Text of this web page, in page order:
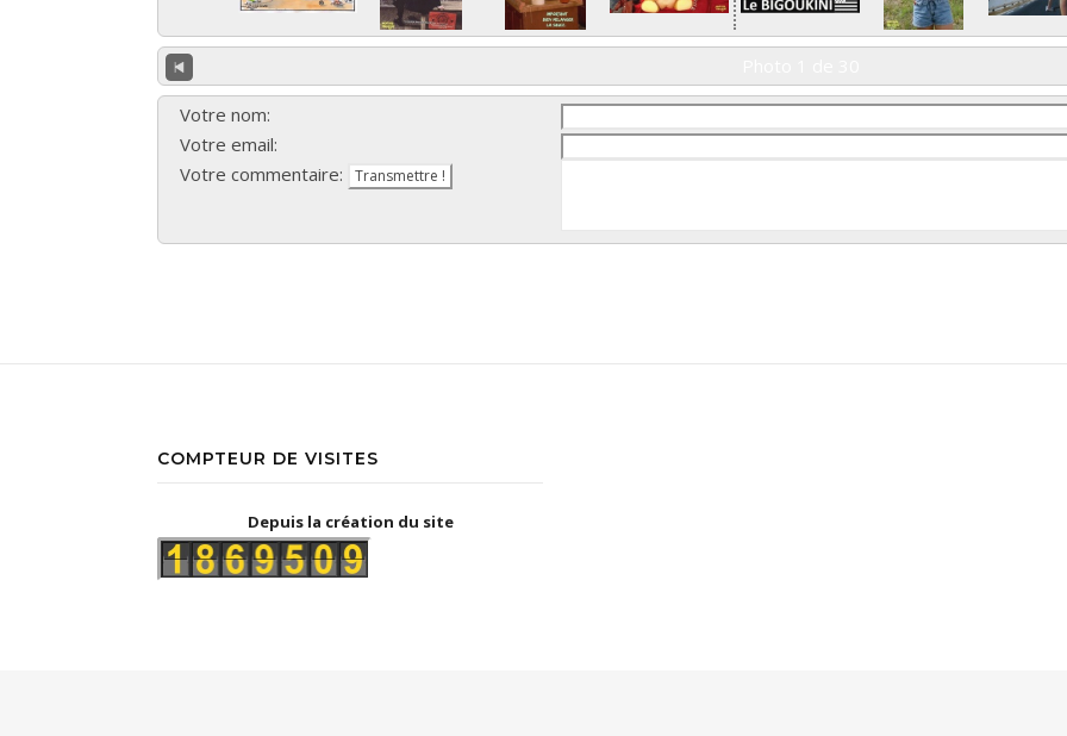
Votre nom:
Votre email:
Votre commentaire:
COMPTEUR DE VISITES
Depuis la création du site